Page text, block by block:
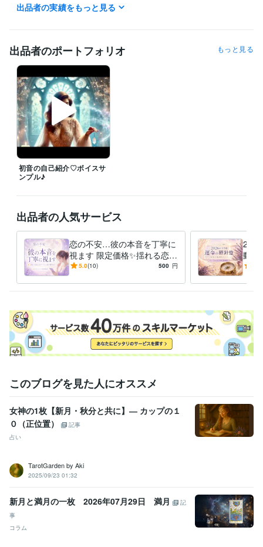
七夕の特別なエネルギーを味方につけてらあなたらしい未来への一歩を
✧ 待機・ご相談につきまして
この時間に相談できますか？
待機予定を知りたいです
などございましたら、
お気軽にメッセージくださいね✨
深夜帯は直接お電話いただく方がスムーズです✨
✧ テキスト鑑定は随時受付中 ✧
24時間いつでもご依頼いただけます。
ご返信までお時間をいただく場合もございますが、
いただいたメッセージはすべて大切に拝見しております。安心してお問
い合わせください✨
これまでご縁をいただき、
ココナラプラチナランク12ヶ月連続キープを経験させていただきまし
た。
タロットと心をつなぐ対話の中で、
今のあなたに必要なメッセージを受け取り、
未来へ進むためのヒントを
一緒に見つけていきましょう✨
心よりお待ちしております♡
経験職種
デザイナー / Webデザイナー 経験年数 : 1年
クリエイター / ライター・編集 経験年数 : 5年
ライフスタイル・その他 / 占い師 経験年数 : 32年
ライフスタイル・その他 / 講師・インストラクター
受賞歴
教室開業20周年記念表彰 ココナラ　シルバーランク達成 八方塞が
りから人生逆転！占い✕副業で希望自由を手に入れる方法 kindle出
ビジネス・クリエイティブツール
Numbers:4年Pages:4年ChatGPT:1年CapCut:1年iMovie:3年
出品者の実績をもっと見る
出品者のポートフォリオ もっと見る
初音の自己紹介♡ボイスサ
ンプル♪
出品者の人気サービス
恋の不安…彼の本音を丁寧に
視ます 限定価格✨揺れる恋心
をカードから潜在意識リーデ
5.0(10) 500 円
動く
愛・
このブログを見た人にオススメ
女神の1枚【新月・秋分と共に】― カップの１
０（正位置）
記事
占い
TarotGarden by Aki
2025/09/23 01:32
新月と満月の一枚 2026年07月29日 満月
記
事
コラム